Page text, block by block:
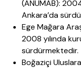
(ANÜMAB):
Ankara’da
Ege Mağara
2008 yılında
sürdürmektedir.
Boğaziçi